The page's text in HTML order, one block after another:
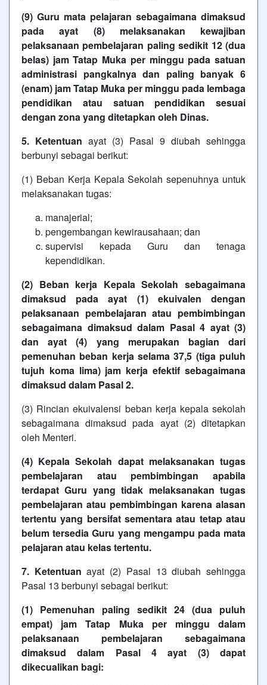
(9) Guru mata pelajaran sebagaimana dimaksud
pada ayat (8) melaksanakan kewajiban
pelaksanaan pembelajaran paling sedikit 12 (dua
belas) jam Tatap Muka per minggu pada satuan
administrasi pangkalnya dan paling banyak 6
(enam) jam Tatap Muka per minggu pada lembaga
pendidikan atau satuan pendidikan sesuai
dengan zona yang ditetapkan oleh Dinas.
5. Ketentuan ayat (3) Pasal 9 diubah sehingga
berbunyi sebagai berikut:
(1) Beban Kerja Kepala Sekolah sepenuhnya untuk
melaksanakan tugas:
manajerial;
pengembangan kewirausahaan; dan
supervisi kepada Guru dan tenaga
kependidikan.
(2) Beban kerja Kepala Sekolah sebagaimana
dimaksud pada ayat (1) ekuivalen dengan
pelaksanaan pembelajaran atau pembimbingan
sebagaimana dimaksud dalam Pasal 4 ayat (3)
dan ayat (4) yang merupakan bagian dari
pemenuhan beban kerja selama 37,5 (tiga puluh
tujuh koma lima) jam kerja efektif sebagaimana
dimaksud dalam Pasal 2.
(3) Rincian ekuivalensi beban kerja kepala sekolah
sebagaimana dimaksud pada ayat (2) ditetapkan
oleh Menteri.
(4) Kepala Sekolah dapat melaksanakan tugas
pembelajaran atau pembimbingan apabila
terdapat Guru yang tidak melaksanakan tugas
pembelajaran atau pembimbingan karena alasan
tertentu yang bersifat sementara atau tetap atau
belum tersedia Guru yang mengampu pada mata
pelajaran atau kelas tertentu.
7. Ketentuan ayat (2) Pasal 13 diubah sehingga
Pasal 13 berbunyi sebagai berikut:
(1) Pemenuhan paling sedikit 24 (dua puluh
empat) jam Tatap Muka per minggu dalam
pelaksanaan pembelajaran sebagaimana
dimaksud dalam Pasal 4 ayat (3) dapat
dikecualikan bagi: